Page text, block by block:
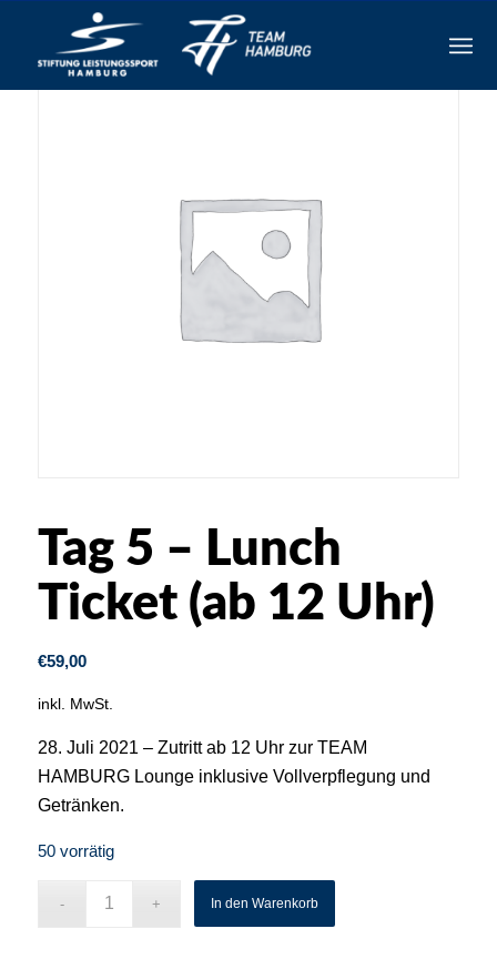
Tag 5 – Lunch
Ticket (ab 12 Uhr)
€59,00
inkl. MwSt.
28. Juli 2021 – Zutritt ab 12 Uhr zur TEAM
HAMBURG Lounge inklusive Vollverpflegung und
Getränken.
50 vorrätig
In den Warenkorb